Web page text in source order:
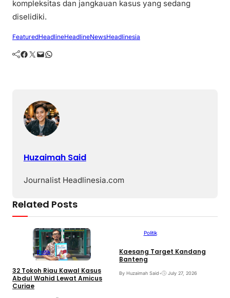
kompleksitas dan jangkauan kasus yang sedang
diselidiki.
FeaturedHeadlineHeadlineNewsHeadlinesia
Facebook Twitter Mail WhatsApp
Huzaimah Said
Journalist Headlinesia.com
Related Posts
Politik
32 Tokoh Riau Kawal Kasus
Abdul Wahid Lewat Amicus
Curiae
Politik
Kaesang Target Kandang
Banteng
By Huzaimah Said• July 27, 2026